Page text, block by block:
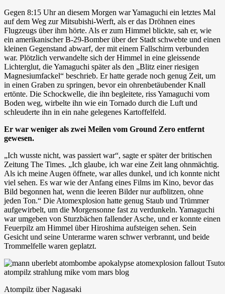
Gegen 8:15 Uhr an diesem Morgen war Yamaguchi ein letztes Mal
auf dem Weg zur Mitsubishi-Werft, als er das Dröhnen eines
Flugzeugs über ihm hörte. Als er zum Himmel blickte, sah er, wie
ein amerikanischer B-29-Bomber über der Stadt schwebte und einen
kleinen Gegenstand abwarf, der mit einem Fallschirm verbunden
war. Plötzlich verwandelte sich der Himmel in eine gleissende
Lichterglut, die Yamaguchi später als den „Blitz einer riesigen
Magnesiumfackel“ beschrieb. Er hatte gerade noch genug Zeit, um
in einen Graben zu springen, bevor ein ohrenbetäubender Knall
ertönte. Die Schockwelle, die ihn begleitete, riss Yamaguchi vom
Boden weg, wirbelte ihn wie ein Tornado durch die Luft und
schleuderte ihn in ein nahe gelegenes Kartoffelfeld.
Er war weniger als zwei Meilen vom Ground Zero entfernt
gewesen.
„Ich wusste nicht, was passiert war“, sagte er später der britischen
Zeitung The Times. „Ich glaube, ich war eine Zeit lang ohnmächtig.
Als ich meine Augen öffnete, war alles dunkel, und ich konnte nicht
viel sehen. Es war wie der Anfang eines Films im Kino, bevor das
Bild begonnen hat, wenn die leeren Bilder nur aufblitzen, ohne
jeden Ton.“ Die Atomexplosion hatte genug Staub und Trümmer
aufgewirbelt, um die Morgensonne fast zu verdunkeln. Yamaguchi
war umgeben von Sturzbächen fallender Asche, und er konnte einen
Feuerpilz am Himmel über Hiroshima aufsteigen sehen. Sein
Gesicht und seine Unterarme waren schwer verbrannt, und beide
Trommelfelle waren geplatzt.
Atompilz über Nagasaki